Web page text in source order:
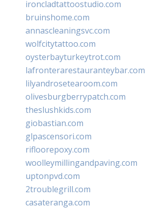
ironcladtattoostudio.com
bruinshome.com
annascleaningsvc.com
wolfcitytattoo.com
oysterbayturkeytrot.com
lafronterarestauranteybar.com
lilyandrosetearoom.com
olivesburgberrypatch.com
theslushkids.com
giobastian.com
glpascensori.com
rifloorepoxy.com
woolleymillingandpaving.com
uptonpvd.com
2troublegrill.com
casateranga.com